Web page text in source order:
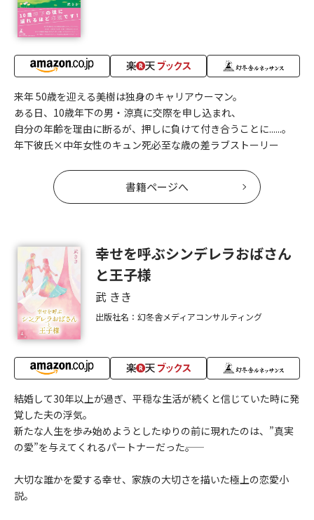
来年 50歳を迎える美樹は独身のキャリアウーマン。
ある日、10歳年下の男・涼真に交際を申し込まれ、
自分の年齢を理由に断るが、押しに負けて付き合うことに......。
年下彼氏×中年女性のキュン死必至な歳の差ラブストーリー
書籍ページへ
幸せを呼ぶシンデレラおばさん
と王子様
武 きき
出版社名：幻冬舎メディアコンサルティング
結婚して30年以上が過ぎ、平穏な生活が続くと信じていた時に発
覚した夫の浮気。
新たな人生を歩み始めようとしたゆりの前に現れたのは、”真実
の愛”を与えてくれるパートナーだった――。
大切な誰かを愛する幸せ、家族の大切さを描いた極上の恋愛小
説。